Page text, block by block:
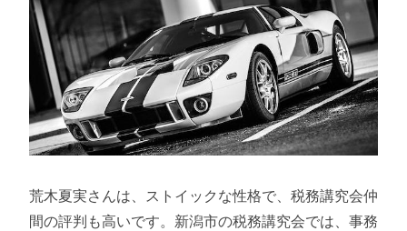
荒木夏実さんは、ストイックな性格で、税務講究会仲
間の評判も高いです。新潟市の税務講究会では、事務